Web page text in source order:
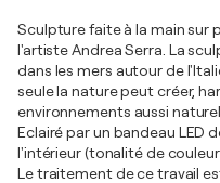
Sculpture faite à la main sur
l'artiste Andrea Serra. La
dans les mers autour de
seule la nature peut créer,
environnements aussi
Eclairé par un bandeau LED
l'intérieur (tonalité de
Le traitement de ce travail